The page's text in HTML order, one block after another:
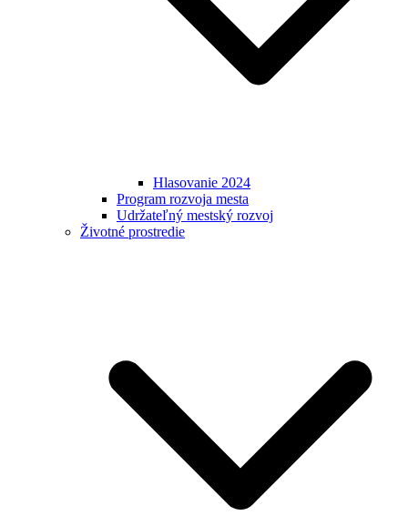
Hlasovanie 2024
Program rozvoja mesta
Udržateľný mestský rozvoj
Životné prostredie